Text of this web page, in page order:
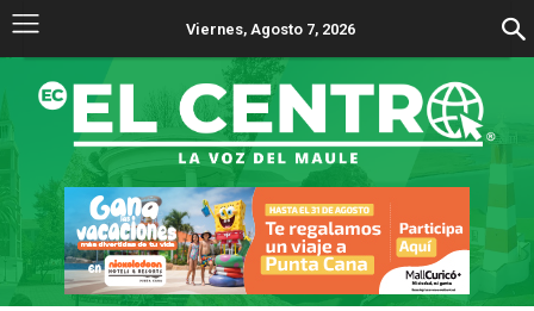
Viernes, Agosto 7, 2026